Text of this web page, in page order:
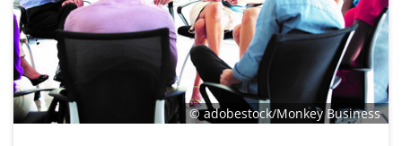
© adobestock/Monkey Business